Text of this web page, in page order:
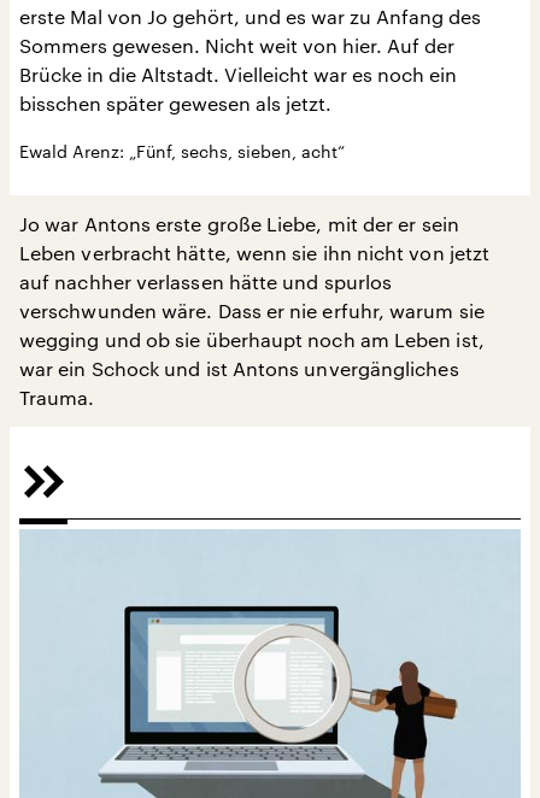
erste Mal von Jo gehört, und es war zu Anfang des
Sommers gewesen. Nicht weit von hier. Auf der
Brücke in die Altstadt. Vielleicht war es noch ein
bisschen später gewesen als jetzt.
Ewald Arenz: „Fünf, sechs, sieben, acht“
Jo war Antons erste große Liebe, mit der er sein
Leben verbracht hätte, wenn sie ihn nicht von jetzt
auf nachher verlassen hätte und spurlos
verschwunden wäre. Dass er nie erfuhr, warum sie
wegging und ob sie überhaupt noch am Leben ist,
war ein Schock und ist Antons unvergängliches
Trauma.